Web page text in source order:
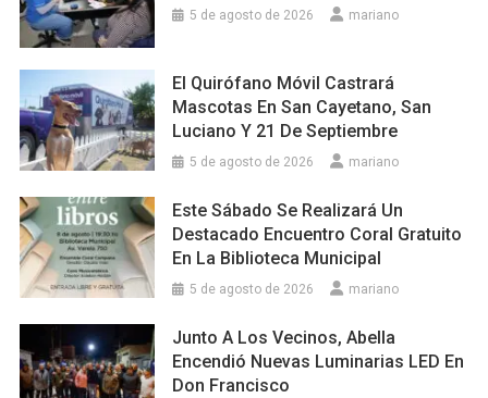
5 de agosto de 2026 mariano
El Quirófano Móvil Castrará
Mascotas En San Cayetano, San
Luciano Y 21 De Septiembre
5 de agosto de 2026 mariano
Este Sábado Se Realizará Un
Destacado Encuentro Coral Gratuito
En La Biblioteca Municipal
5 de agosto de 2026 mariano
Junto A Los Vecinos, Abella
Encendió Nuevas Luminarias LED En
Don Francisco